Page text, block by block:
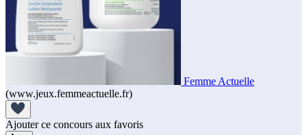
Femme Actuelle
(www.jeux.femmeactuelle.fr)
Ajouter ce concours aux favoris